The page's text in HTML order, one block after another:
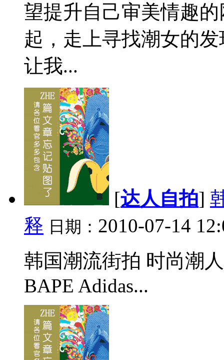
望提升自己审美情趣
起，走上寻找潮女的
让我...
[达人自拍]
释 日期： 2010-07-14
韩国潮流街拍 时尚潮
BAPE Adidas...